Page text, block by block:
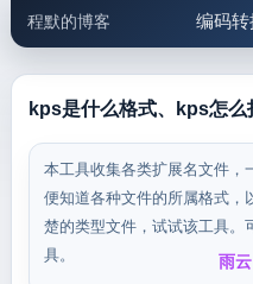
程默的博客 编码转
邮件工具 生活便
5.1支
kps是什么格式、kps怎
本工具收集各类扩展名文件，
便知道各种文件的所属格式，
楚的类型文件，试试该工具。
具。
雨